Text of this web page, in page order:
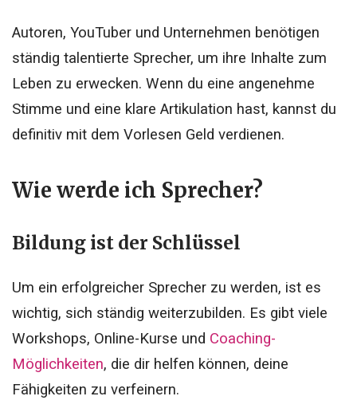
Autoren, YouTuber und Unternehmen benötigen
ständig talentierte Sprecher, um ihre Inhalte zum
Leben zu erwecken. Wenn du eine angenehme
Stimme und eine klare Artikulation hast, kannst du
definitiv mit dem Vorlesen Geld verdienen.
Wie werde ich Sprecher?
Bildung ist der Schlüssel
Um ein erfolgreicher Sprecher zu werden, ist es
wichtig, sich ständig weiterzubilden. Es gibt viele
Workshops, Online-Kurse und Coaching-
Möglichkeiten, die dir helfen können, deine
Fähigkeiten zu verfeinern.